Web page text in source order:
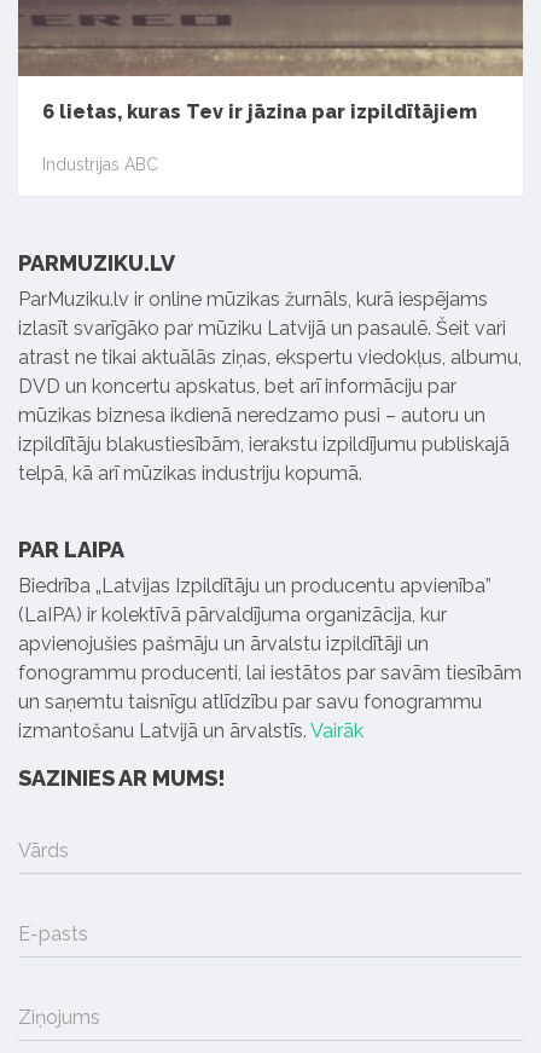
6 lietas, kuras Tev ir jāzina par izpildītājiem
Industrijas ABC
PARMUZIKU.LV
ParMuziku.lv ir online mūzikas žurnāls, kurā iespējams
izlasīt svarīgāko par mūziku Latvijā un pasaulē. Šeit vari
atrast ne tikai aktuālās ziņas, ekspertu viedokļus, albumu,
DVD un koncertu apskatus, bet arī informāciju par
mūzikas biznesa ikdienā neredzamo pusi – autoru un
izpildītāju blakustiesībām, ierakstu izpildījumu publiskajā
telpā, kā arī mūzikas industriju kopumā.
PAR LAIPA
Biedrība „Latvijas Izpildītāju un producentu apvienība”
(LaIPA) ir kolektīvā pārvaldījuma organizācija, kur
apvienojušies pašmāju un ārvalstu izpildītāji un
fonogrammu producenti, lai iestātos par savām tiesībām
un saņemtu taisnīgu atlīdzību par savu fonogrammu
izmantošanu Latvijā un ārvalstīs. Vairāk
SAZINIES AR MUMS!
Vārds
E-pasts
Ziņojums